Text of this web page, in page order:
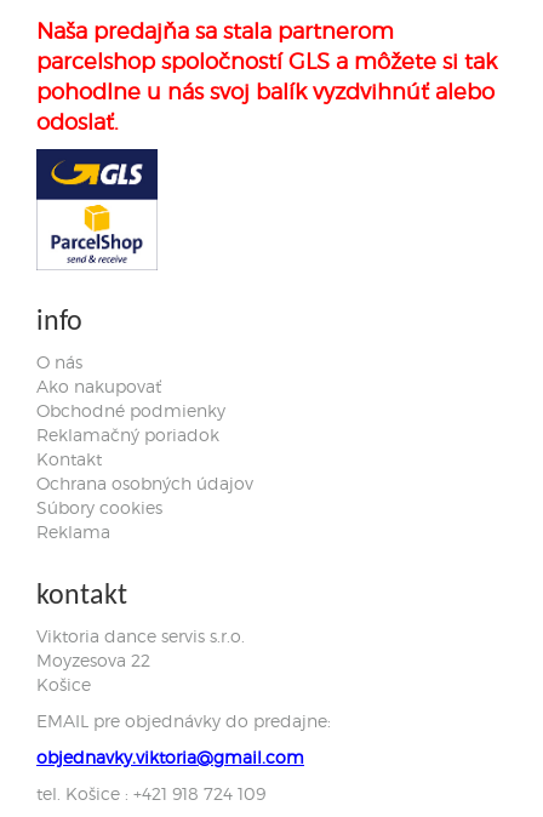
Naša predajňa sa stala partnerom
parcelshop spoločností GLS a môžete si tak
pohodlne u nás svoj balík vyzdvihnúť alebo
odoslať.
info
O nás
Ako nakupovať
Obchodné podmienky
Reklamačný poriadok
Kontakt
Ochrana osobných údajov
Súbory cookies
Reklama
kontakt
Viktoria dance servis s.r.o.
Moyzesova 22
Košice
EMAIL pre objednávky do predajne:
objednavky.viktoria@gmail.com
tel. Košice : +421 918 724 109